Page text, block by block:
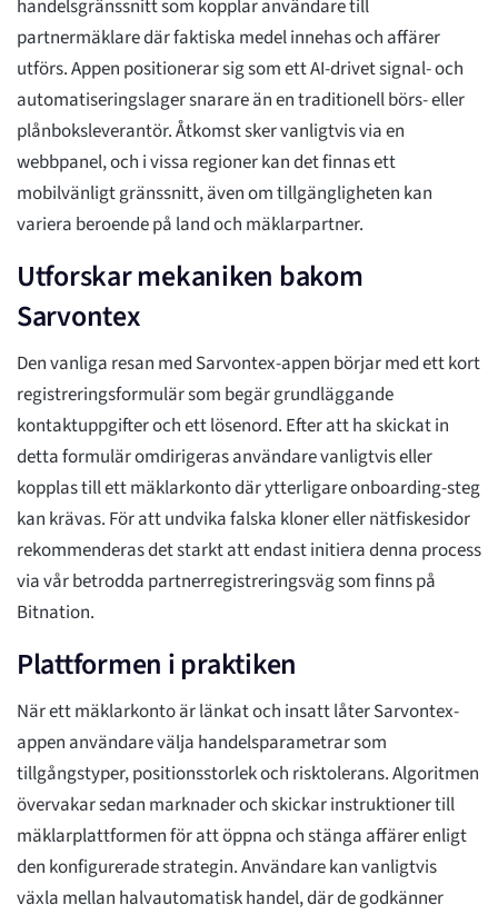
handelsgränssnitt som kopplar användare till
partnermäklare där faktiska medel innehas och affärer
utförs. Appen positionerar sig som ett AI-drivet signal- och
automatiseringslager snarare än en traditionell börs- eller
plånboksleverantör. Åtkomst sker vanligtvis via en
webbpanel, och i vissa regioner kan det finnas ett
mobilvänligt gränssnitt, även om tillgängligheten kan
variera beroende på land och mäklarpartner.
Utforskar mekaniken bakom
Sarvontex
Den vanliga resan med Sarvontex-appen börjar med ett kort
registreringsformulär som begär grundläggande
kontaktuppgifter och ett lösenord. Efter att ha skickat in
detta formulär omdirigeras användare vanligtvis eller
kopplas till ett mäklarkonto där ytterligare onboarding-steg
kan krävas. För att undvika falska kloner eller nätfiskesidor
rekommenderas det starkt att endast initiera denna process
via vår betrodda partnerregistreringsväg som finns på
Bitnation.
Plattformen i praktiken
När ett mäklarkonto är länkat och insatt låter Sarvontex-
appen användare välja handelsparametrar som
tillgångstyper, positionsstorlek och risktolerans. Algoritmen
övervakar sedan marknader och skickar instruktioner till
mäklarplattformen för att öppna och stänga affärer enligt
den konfigurerade strategin. Användare kan vanligtvis
växla mellan halvautomatisk handel, där de godkänner